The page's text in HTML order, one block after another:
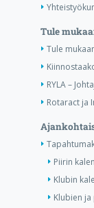
Tule
Tule
RYLA –
Rotaract ja
Piirin
Klubin
Klubien